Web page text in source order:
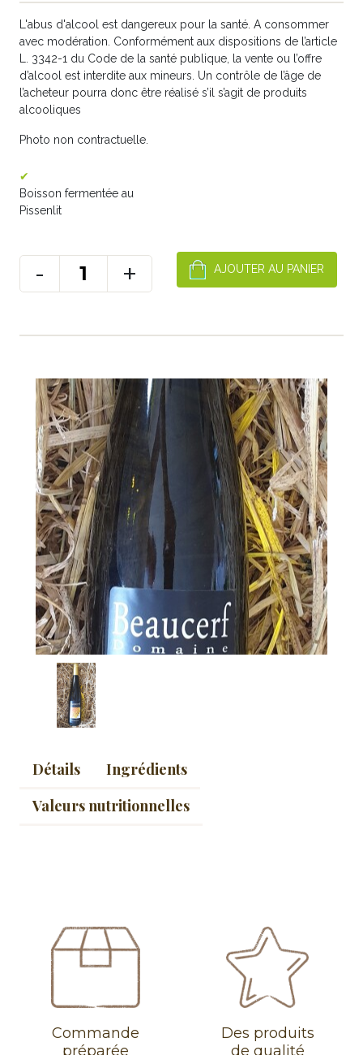
L'abus d'alcool est dangereux pour la santé. A consommer
avec modération. Conformément aux dispositions de l’article
L. 3342-1 du Code de la santé publique, la vente ou l’offre
d’alcool est interdite aux mineurs. Un contrôle de l’âge de
l’acheteur pourra donc être réalisé s’il s’agit de produits
alcooliques
Photo non contractuelle.
Boisson fermentée au
Pissenlit
- + AJOUTER AU PANIER
Détails
Ingrédients
Valeurs nutritionnelles
Commande
préparée
Des produits
de qualité